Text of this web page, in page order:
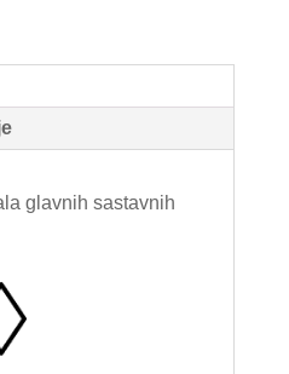
glavnih sastavnih